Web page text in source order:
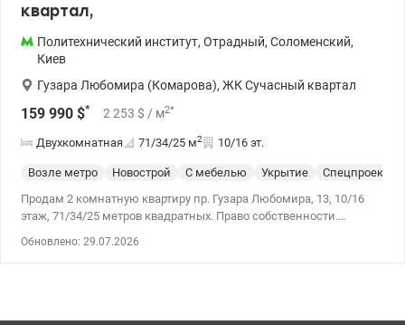
квартал,
Политехнический институт, Отрадный, Соломенский,
Киев
Гузара Любомира (Комарова), ЖК Сучасный квартал
159 990 $* 2 253 $ / м2*
Двухкомнатная 71/34/25 м2 10/16 эт.
Возле метро Новострой С мебелью Укрытие Спецпроект
Продам 2 комнатную квартиру пр. Гузара Любомира, 13, 10/16
этаж, 71/34/25 метров квадратных. Право собственности.
КПИ- до 20 минут. Видовая квартира панорамно-видовая с
Квартира имеет свое парковочное место и кладовое
Обновлено: 29.07.2026